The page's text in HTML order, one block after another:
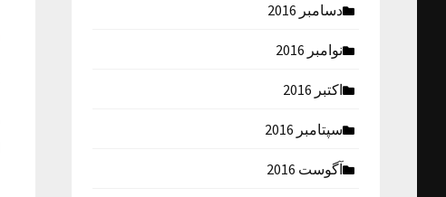
دسامبر 2016
نوامبر 2016
اکتبر 2016
سپتامبر 2016
آگوست 2016